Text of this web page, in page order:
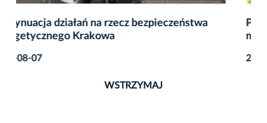
Prawie 1000 rowerów usuniętych z przestrzeni
miejskiej Krakowa
2026-08-07
WSTRZYMAJ